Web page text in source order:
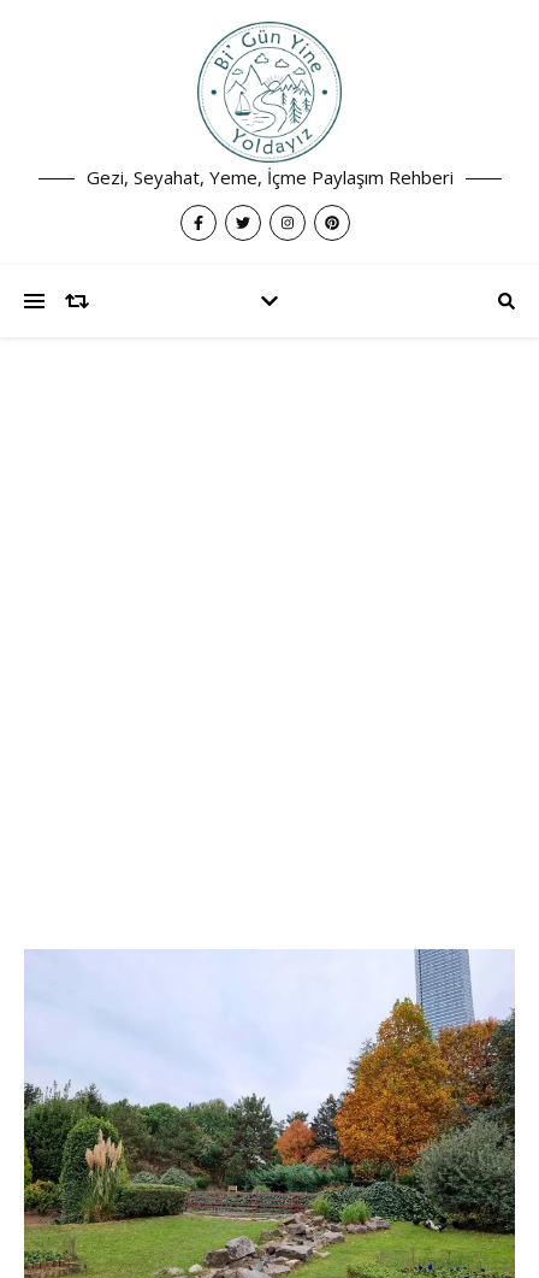
Gezi, Seyahat, Yeme, İçme Paylaşım Rehberi